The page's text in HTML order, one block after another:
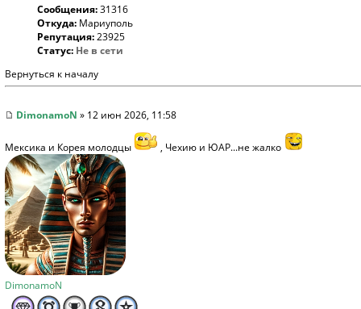
Сообщения:31316
Откуда: Мариуполь
Репутация:23925
Статус: Не в сети
Вернуться к началу
DimonamoN » 12 июн 2026, 11:58
Мексика и Корея молодцы , Чехию и ЮАР...не жалко
DimonamoN